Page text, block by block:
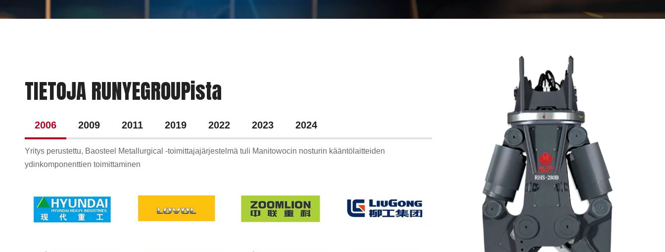
TIETOJA RUNYEGROUPista
2006 2009 2011 2019 2022 2023 2024
Yritys perustettu, Baosteel Metallurgical -toimittajajärjestelmä tuli Manitowocin nosturin kääntölaitteiden
ydinkomponenttien toimittaminen